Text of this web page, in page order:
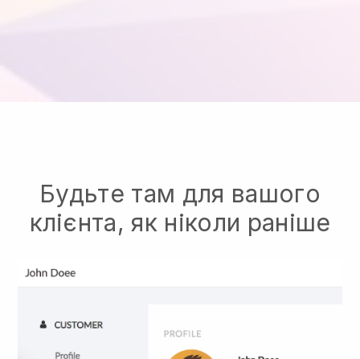
Будьте там для вашого
клієнта, як ніколи раніше